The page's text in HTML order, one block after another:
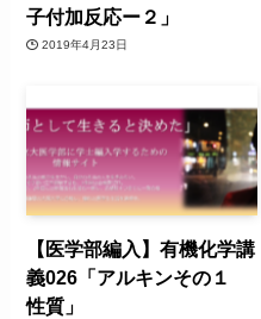
子付加反応ー２」
2019年4月23日
【医学部編入】有機化学講
義026「アルキンその１
性質」